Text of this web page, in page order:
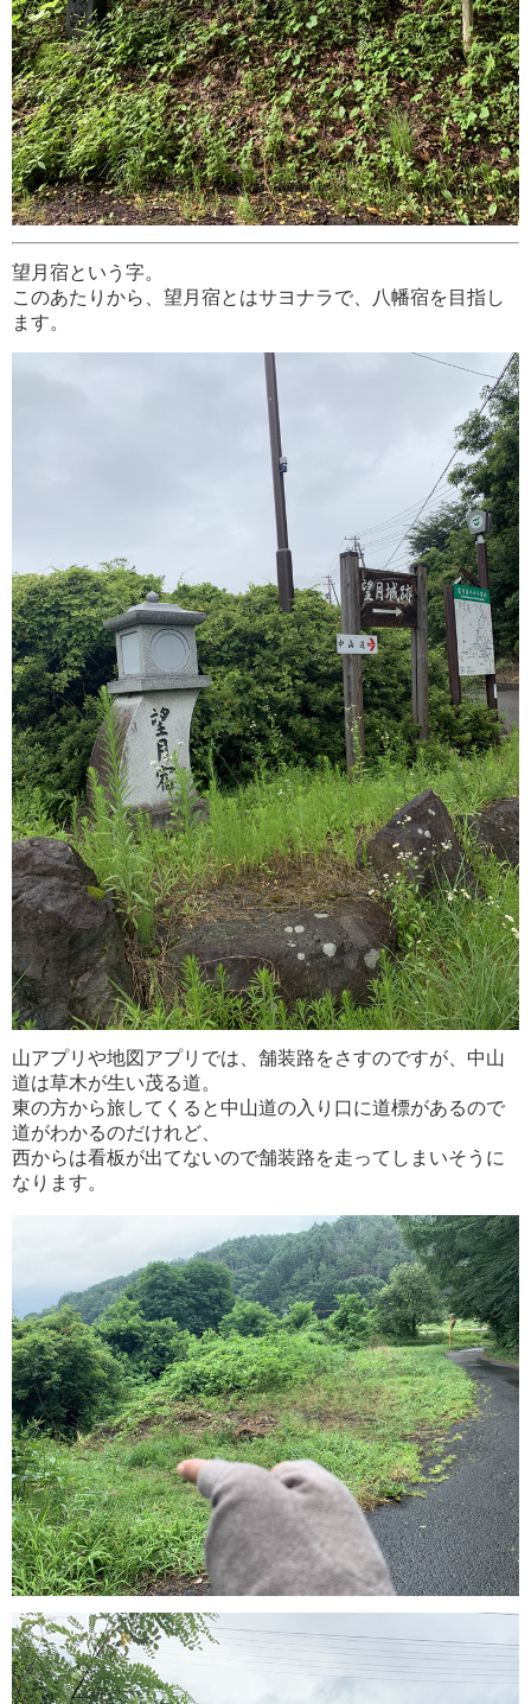
望月宿という字。
このあたりから、望月宿とはサヨナラで、八幡宿を目指し
ます。
山アプリや地図アプリでは、舗装路をさすのですが、中山
道は草木が生い茂る道。
東の方から旅してくると中山道の入り口に道標があるので
道がわかるのだけれど、
西からは看板が出てないので舗装路を走ってしまいそうに
なります。